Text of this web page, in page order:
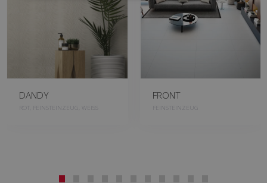
DANDY
ROT, FEINSTEINZEUG, WEISS
FRONT
FEINSTEINZEUG